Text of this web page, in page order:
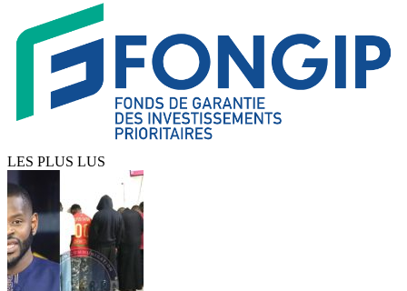
LES PLUS LUS